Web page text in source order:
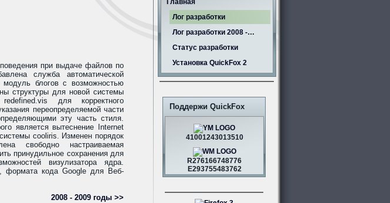
при выдаче файлов по
служба автоматической
блогов с возможностью
структуры для новой системы
для корректного
переопределяемой части
эту часть стиля.
является вытеснение Internet
cooliris. Изменен порядок
свободно настраиваемая
принудильное сохранения для
визулизатора ядра.
формата кода Google для Веб-
2008 - 2009 годы >>
Главная
Лог разработки
Лог разработки 2008 -…
Статус разработки
Установка QuickFox 2
Поддержи QuickFox
41001243013510
R276166748776
E293755483762